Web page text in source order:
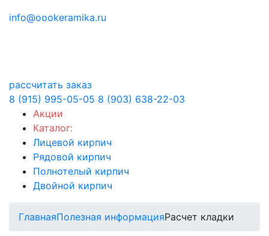
info@oookeramika.ru
рассчитать заказ
8 (915) 995-05-05 8 (903) 638-22-03
Акции
Каталог:
Лицевой кирпич
Рядовой кирпич
Полнотелый кирпич
Двойной кирпич
ГлавнаяПолезная информацияРасчет кладки